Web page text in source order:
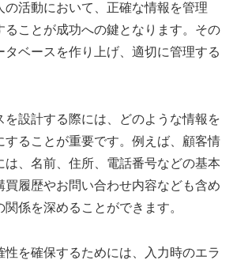
の活動において、正確な情報を管理
ることが成功への鍵となります。その
タベースを作り上げ、適切に管理する
を設計する際には、どのような情報を
することが重要です。例えば、顧客情
は、名前、住所、電話番号などの基本
買履歴やお問い合わせ内容なども含め
係を深めることができます。
性を確保するためには、入力時のエラ